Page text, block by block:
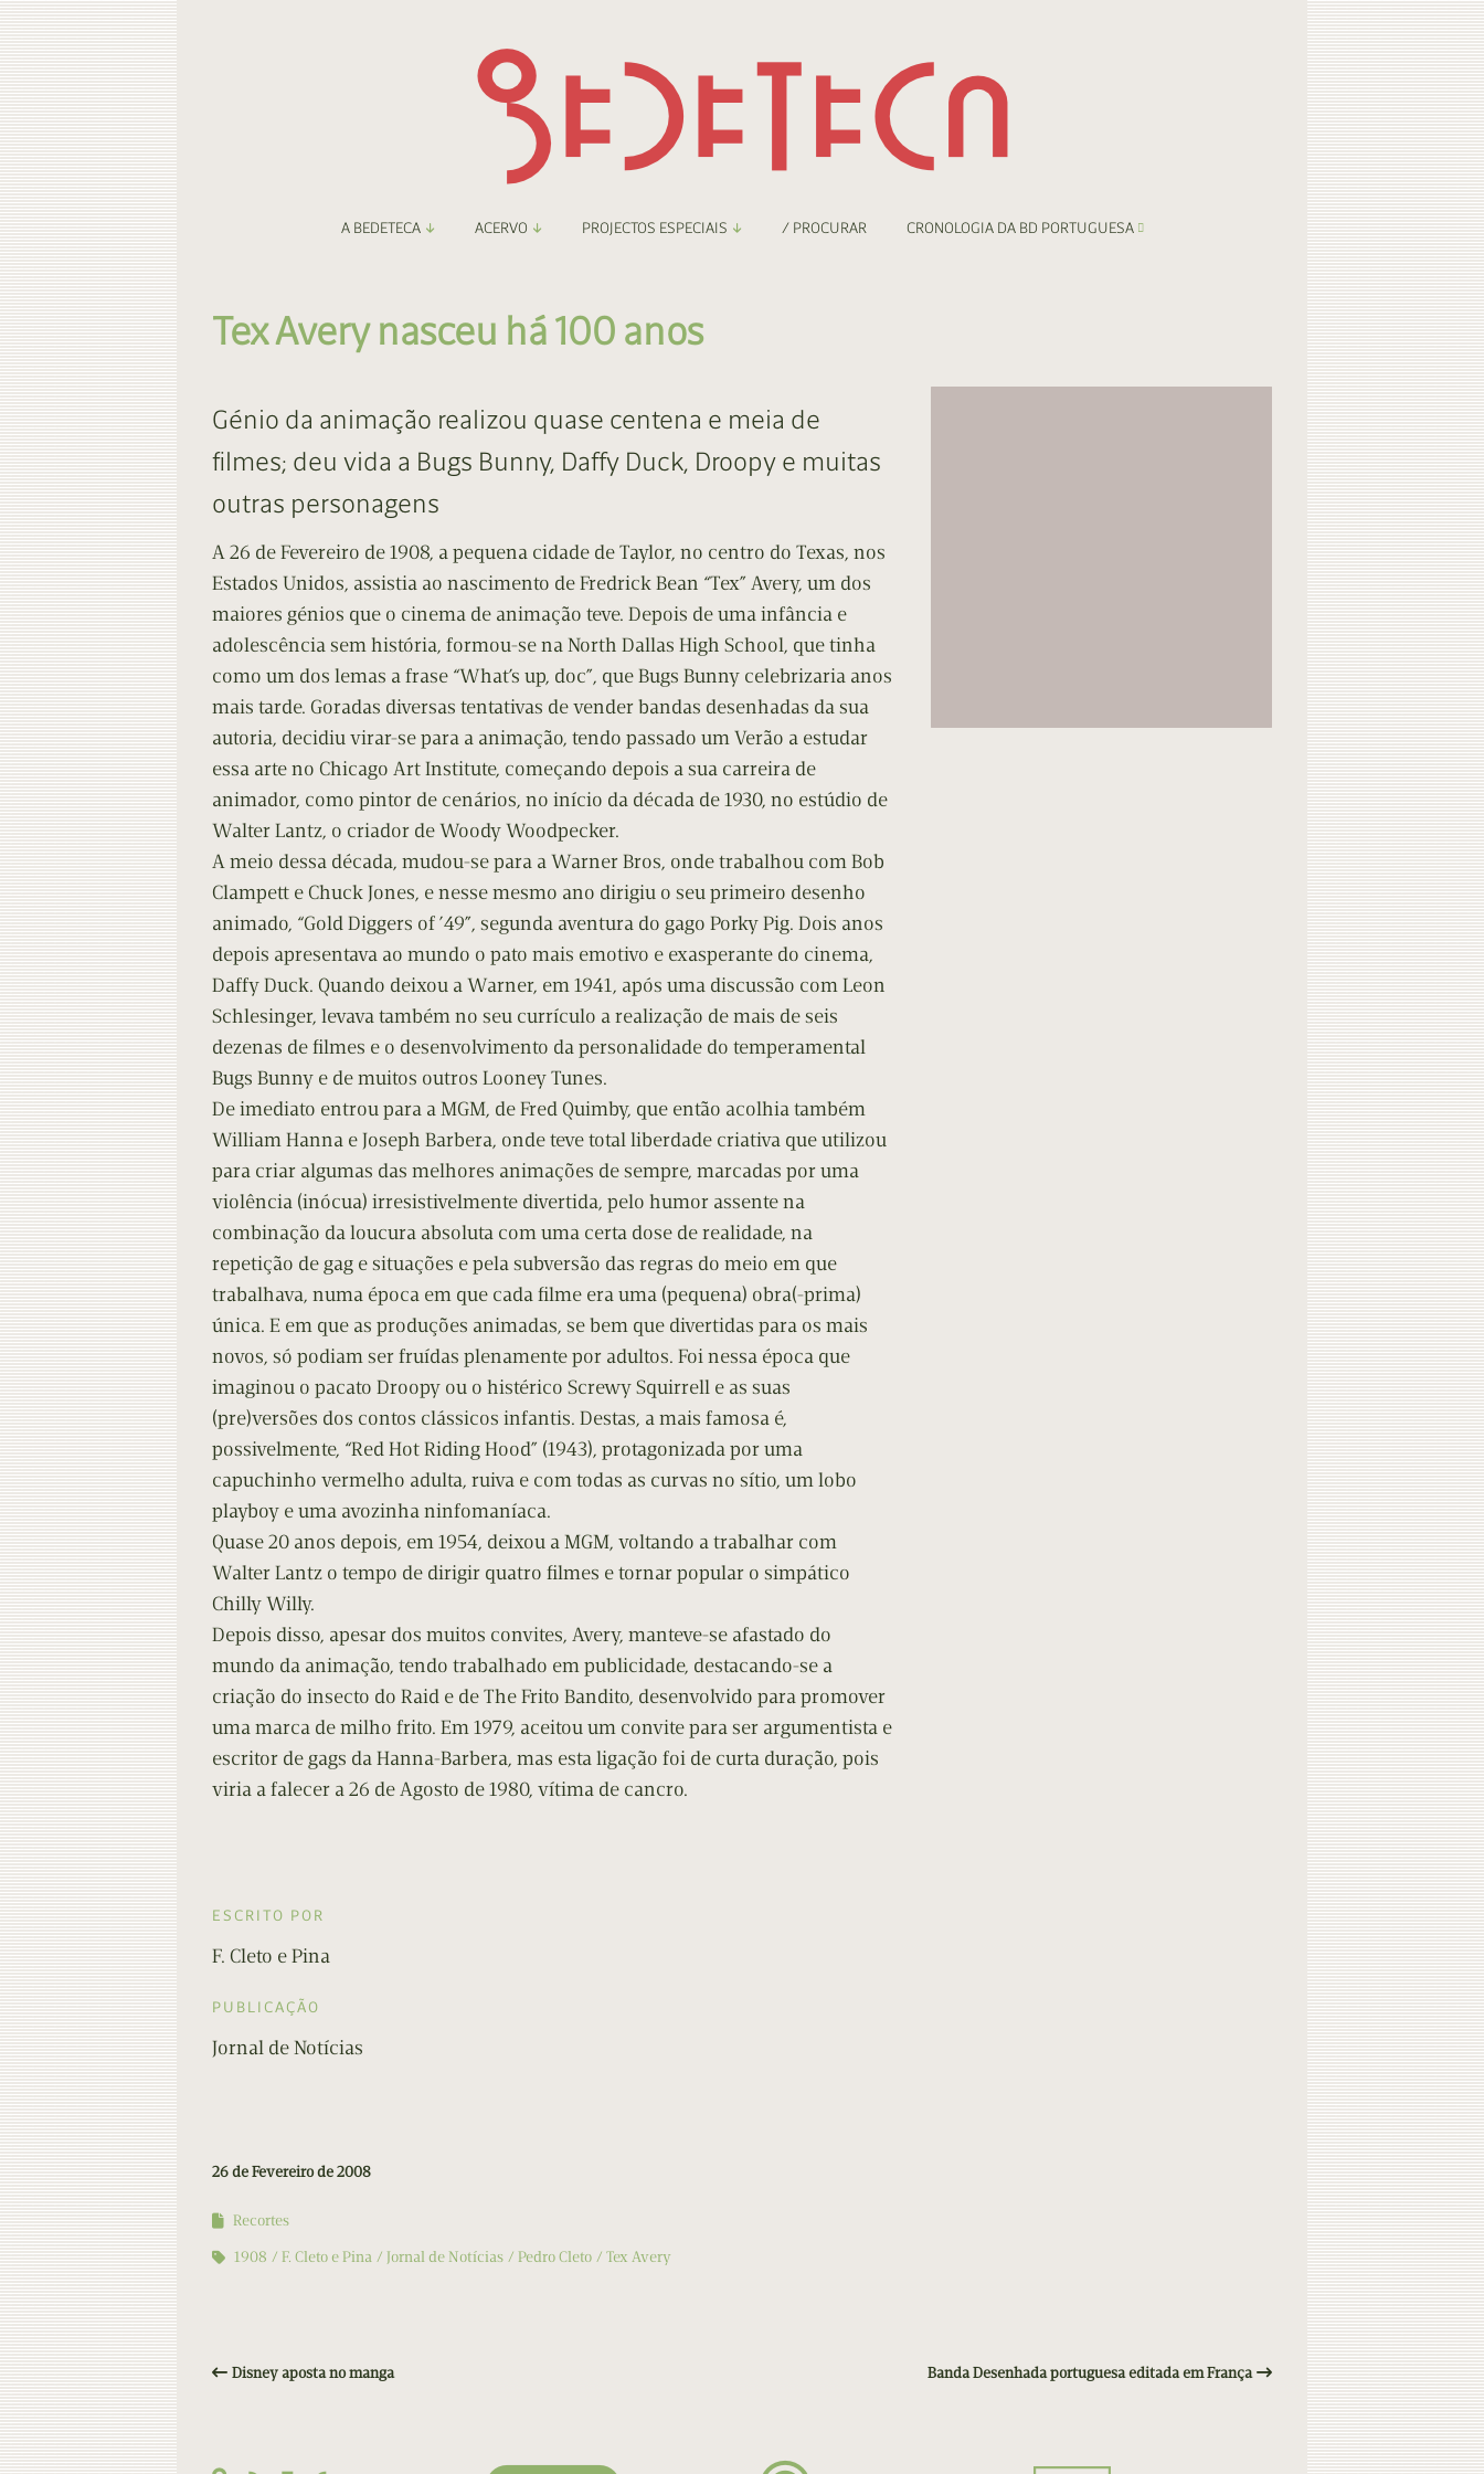
A BEDETECA
Amigos da Bedeteca
Contacto
ACERVO
Fanzineteca Comicarte
Doação de Edições
PROJECTOS ESPECIAIS
Recortes
/ PROCURAR CRONOLOGIA DA BD PORTUGUESA
Tex Avery nasceu há 100 anos
Génio da animação realizou quase centena e meia de
filmes; deu vida a Bugs Bunny, Daffy Duck, Droopy e muitas
outras personagens
A 26 de Fevereiro de 1908, a pequena cidade de Taylor, no centro do Texas, nos
Estados Unidos, assistia ao nascimento de Fredrick Bean “Tex” Avery, um dos
maiores génios que o cinema de animação teve. Depois de uma infância e
adolescência sem história, formou-se na North Dallas High School, que tinha
como um dos lemas a frase “What’s up, doc”, que Bugs Bunny celebrizaria anos
mais tarde. Goradas diversas tentativas de vender bandas desenhadas da sua
autoria, decidiu virar-se para a animação, tendo passado um Verão a estudar
essa arte no Chicago Art Institute, começando depois a sua carreira de
animador, como pintor de cenários, no início da década de 1930, no estúdio de
Walter Lantz, o criador de Woody Woodpecker.
A meio dessa década, mudou-se para a Warner Bros, onde trabalhou com Bob
Clampett e Chuck Jones, e nesse mesmo ano dirigiu o seu primeiro desenho
animado, “Gold Diggers of ’49”, segunda aventura do gago Porky Pig. Dois anos
depois apresentava ao mundo o pato mais emotivo e exasperante do cinema,
Daffy Duck. Quando deixou a Warner, em 1941, após uma discussão com Leon
Schlesinger, levava também no seu currículo a realização de mais de seis
dezenas de filmes e o desenvolvimento da personalidade do temperamental
Bugs Bunny e de muitos outros Looney Tunes.
De imediato entrou para a MGM, de Fred Quimby, que então acolhia também
William Hanna e Joseph Barbera, onde teve total liberdade criativa que utilizou
para criar algumas das melhores animações de sempre, marcadas por uma
violência (inócua) irresistivelmente divertida, pelo humor assente na
combinação da loucura absoluta com uma certa dose de realidade, na
repetição de gag e situações e pela subversão das regras do meio em que
trabalhava, numa época em que cada filme era uma (pequena) obra(-prima)
única. E em que as produções animadas, se bem que divertidas para os mais
novos, só podiam ser fruídas plenamente por adultos. Foi nessa época que
imaginou o pacato Droopy ou o histérico Screwy Squirrell e as suas
(pre)versões dos contos clássicos infantis. Destas, a mais famosa é,
possivelmente, “Red Hot Riding Hood” (1943), protagonizada por uma
capuchinho vermelho adulta, ruiva e com todas as curvas no sítio, um lobo
playboy e uma avozinha ninfomaníaca.
Quase 20 anos depois, em 1954, deixou a MGM, voltando a trabalhar com
Walter Lantz o tempo de dirigir quatro filmes e tornar popular o simpático
Chilly Willy.
Depois disso, apesar dos muitos convites, Avery, manteve-se afastado do
mundo da animação, tendo trabalhado em publicidade, destacando-se a
criação do insecto do Raid e de The Frito Bandito, desenvolvido para promover
uma marca de milho frito. Em 1979, aceitou um convite para ser argumentista e
escritor de gags da Hanna-Barbera, mas esta ligação foi de curta duração, pois
viria a falecer a 26 de Agosto de 1980, vítima de cancro.
ESCRITO POR
F. Cleto e Pina
PUBLICAÇÃO
Jornal de Notícias
26 de Fevereiro de 2008
Recortes
1908
F. Cleto e Pina Jornal de Notícias Pedro Cleto Tex Avery
Disney aposta no manga Banda Desenhada portuguesa editada em França